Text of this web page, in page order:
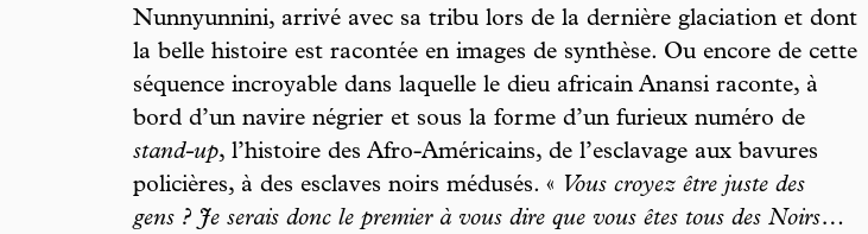
Nunnyunnini, arrivé avec sa tribu lors de la dernière glaciation et dont
la belle histoire est racontée en images de synthèse. Ou encore de cette
séquence incroyable dans laquelle le dieu africain Anansi raconte, à
bord d’un navire négrier et sous la forme d’un furieux numéro de
stand-up, l’histoire des Afro-Américains, de l’esclavage aux bavures
policières, à des esclaves noirs médusés. « Vous croyez être juste des
gens ? Je serais donc le premier à vous dire que vous êtes tous des Noirs…